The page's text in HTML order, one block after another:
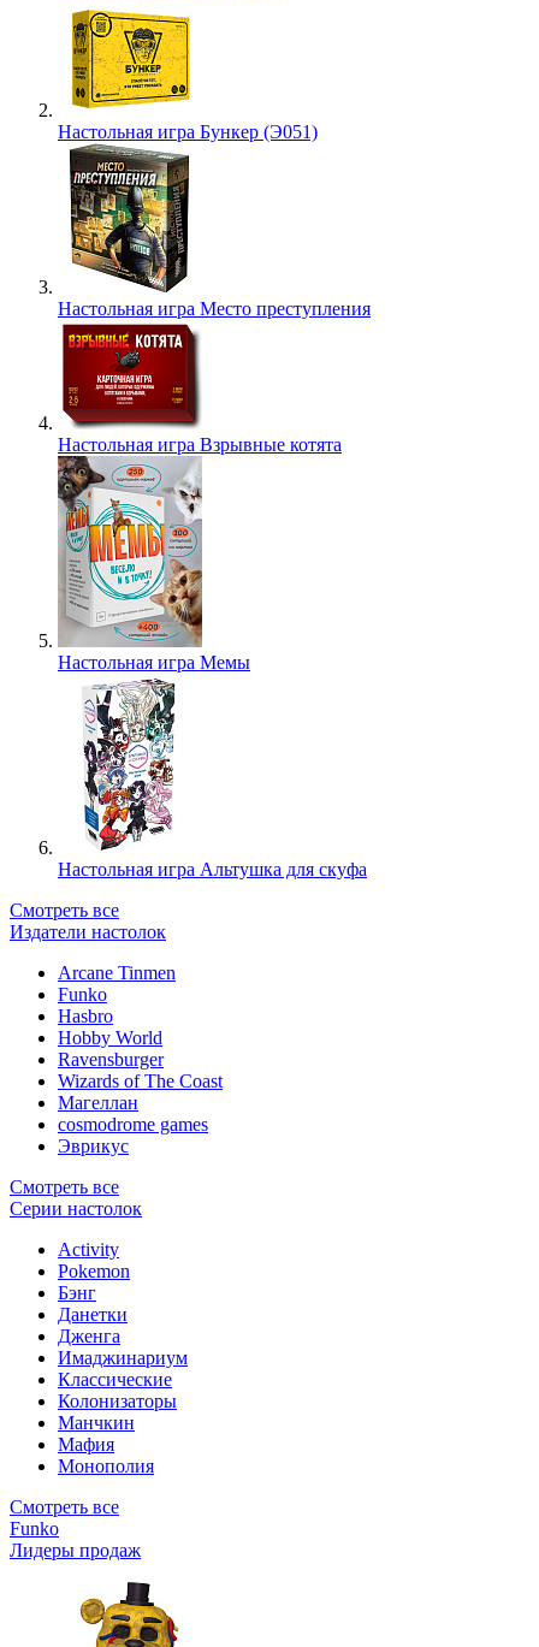
Настольная игра Бункер (Э051)
Настольная игра Место преступления
Настольная игра Взрывные котята
Настольная игра Мемы
Настольная игра Альтушка для скуфа
Смотреть все
Издатели настолок
Arcane Tinmen
Funko
Hasbro
Hobby World
Ravensburger
Wizards of The Coast
Магеллан
сosmodrome games
Эврикус
Смотреть все
Серии настолок
Activity
Pokemon
Бэнг
Данетки
Дженга
Имаджинариум
Классические
Колонизаторы
Манчкин
Мафия
Монополия
Смотреть все
Funko
Лидеры продаж